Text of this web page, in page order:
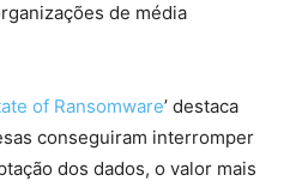
de média
of Ransomware’ destaca
conseguiram interromper
dos dados, o valor mais